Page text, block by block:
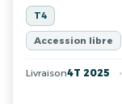
T4
Accession libre
Livraison4T 2025